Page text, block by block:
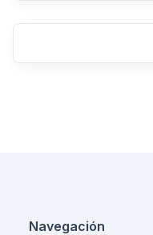
Navegación